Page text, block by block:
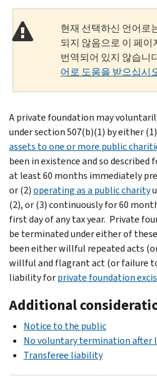
현재 선택하신 언어로
되지 않음으로 이 페이
번역되어 있지 않습니
어로 도움을 받으십시
A private foundation may
under section 507(b)(1) by either (1)
assets to one or more public
been in existence and so
at least 60 months immediately
or (2)operating as a public charity
(2), or (3) continuously for 60
first day of any tax year. Private
be ter­minated under either of
been either willful repeated acts
willful and flagrant act (or failure
liability forprivate foundation
Additional
Notice to the public
No voluntary termination after
Transferee liability